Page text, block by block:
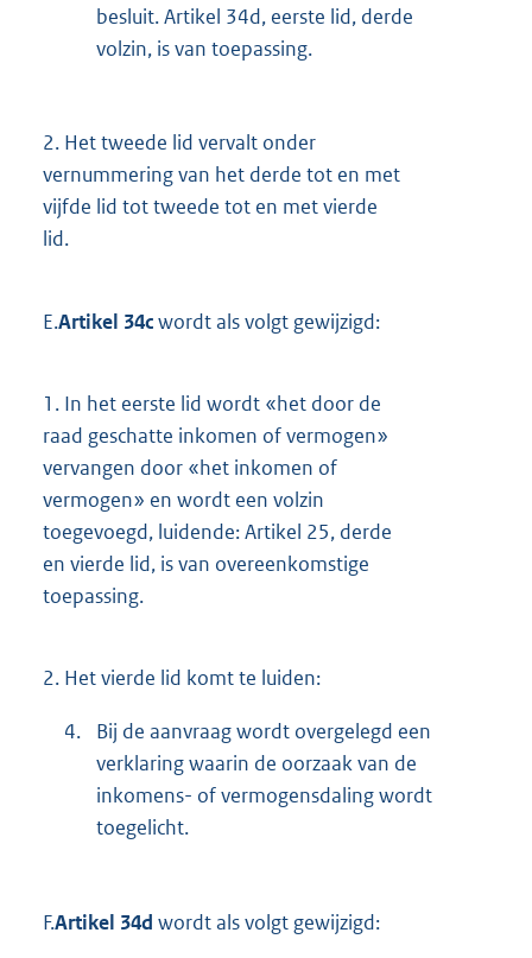
besluit. Artikel 34d, eerste lid, derde
volzin, is van toepassing.
2. Het tweede lid vervalt onder
vernummering van het derde tot en met
vijfde lid tot tweede tot en met vierde
lid.
E.Artikel 34cwordt als volgt gewijzigd:
1. In het eerste lid wordt «het door de
raad geschatte inkomen of vermogen»
vervangen door «het inkomen of
vermogen» en wordt een volzin
toegevoegd, luidende: Artikel 25, derde
en vierde lid, is van overeenkomstige
toepassing.
2. Het vierde lid komt te luiden:
4.
Bij de aanvraag wordt overgelegd een
verklaring waarin de oorzaak van de
inkomens- of vermogensdaling wordt
toegelicht.
F.Artikel 34d wordt als volgt gewijzigd: